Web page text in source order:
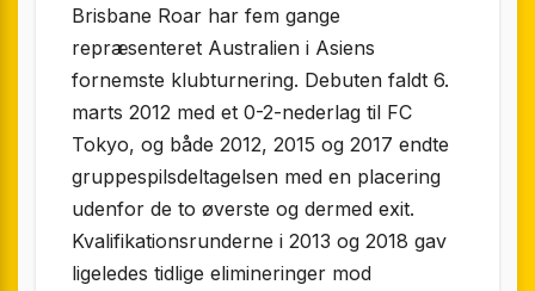
Brisbane Roar har fem gange
repræsenteret Australien i Asiens
fornemste klubturnering. Debuten faldt 6.
marts 2012 med et 0-2-nederlag til FC
Tokyo, og både 2012, 2015 og 2017 endte
gruppespilsdeltagelsen med en placering
udenfor de to øverste og dermed exit.
Kvalifikationsrunderne i 2013 og 2018 gav
ligeledes tidlige elimineringer mod